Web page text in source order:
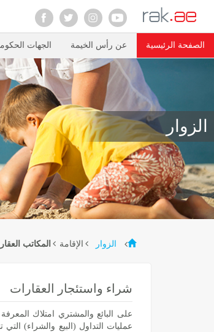
الصفحة الرئيسية عن رأس الخيمة الجهات
الزوار
الزوار الإقامة المكاتب
شراء واستئجار العقارات
على البائع والمشتري امتلاك
عمليات التداول (البيع والشراء)